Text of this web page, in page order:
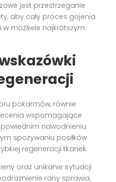
jest przestrzeganie
aby cały proces gojenia
w możliwie najkrótszym
pokarmów, równie
wspomagające
nawodnieniu
spożywaniu posiłków
regeneracji tkanek.
oraz unikanie sytuacji
rany sprawia,